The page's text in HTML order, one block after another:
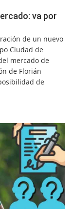
va por
de un nuevo
Ciudad de
mercado de
de Florián
de